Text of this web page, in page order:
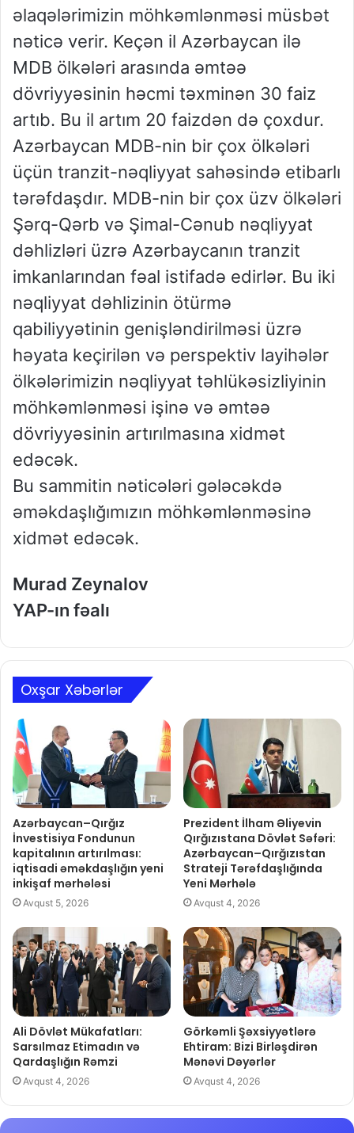
əlaqələrimizin möhkəmlənməsi müsbət
nəticə verir. Keçən il Azərbaycan ilə
MDB ölkələri arasında əmtəə
dövriyyəsinin həcmi təxminən 30 faiz
artıb. Bu il artım 20 faizdən də çoxdur.
Azərbaycan MDB-nin bir çox ölkələri
üçün tranzit-nəqliyyat sahəsində etibarlı
tərəfdaşdır. MDB-nin bir çox üzv ölkələri
Şərq-Qərb və Şimal-Cənub nəqliyyat
dəhlizləri üzrə Azərbaycanın tranzit
imkanlarından fəal istifadə edirlər. Bu iki
nəqliyyat dəhlizinin ötürmə
qabiliyyətinin genişləndirilməsi üzrə
həyata keçirilən və perspektiv layihələr
ölkələrimizin nəqliyyat təhlükəsizliyinin
möhkəmlənməsi işinə və əmtəə
dövriyyəsinin artırılmasına xidmət
edəcək.
Bu sammitin nəticələri gələcəkdə
əməkdaşlığımızın möhkəmlənməsinə
xidmət edəcək.
Murad Zeynalov
YAP-ın fəalı
Oxşar Xəbərlər
Azərbaycan–Qırğız
İnvestisiya Fondunun
kapitalının artırılması:
iqtisadi əməkdaşlığın yeni
inkişaf mərhələsi
Avqust 5, 2026
Prezident İlham Əliyevin
Qırğızıstana Dövlət Səfəri:
Azərbaycan–Qırğızıstan
Strateji Tərəfdaşlığında
Yeni Mərhələ
Avqust 4, 2026
Ali Dövlət Mükafatları:
Sarsılmaz Etimadın və
Qardaşlığın Rəmzi
Avqust 4, 2026
Görkəmli Şəxsiyyətlərə
Ehtiram: Bizi Birləşdirən
Mənəvi Dəyərlər
Avqust 4, 2026